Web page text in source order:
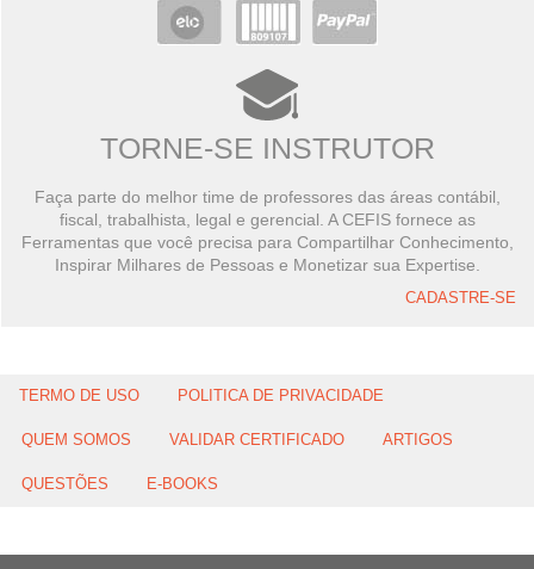
TORNE-SE INSTRUTOR
Faça parte do melhor time de professores das áreas contábil,
fiscal, trabalhista, legal e gerencial. A CEFIS fornece as
Ferramentas que você precisa para Compartilhar Conhecimento,
Inspirar Milhares de Pessoas e Monetizar sua Expertise.
CADASTRE-SE
TERMO DE USO POLITICA DE PRIVACIDADE
QUEM SOMOS VALIDAR CERTIFICADO ARTIGOS
QUESTÕES E-BOOKS